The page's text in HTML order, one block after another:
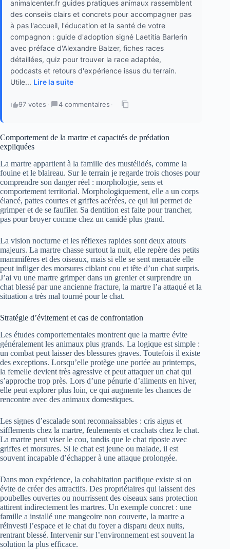
animalcenter.fr guides pratiques animaux rassemblent
des conseils clairs et concrets pour accompagner pas
à pas l'accueil, l'éducation et la santé de votre
compagnon : guide d'adoption signé Laetitia Barlerin
avec préface d'Alexandre Balzer, fiches races
détaillées, quiz pour trouver la race adaptée,
podcasts et retours d'expérience issus du terrain.
Utile... Lire la suite
97 votes · 4 commentaires ·
Comportement de la martre et capacités de prédation
expliquées
La martre appartient à la famille des mustélidés, comme la
fouine et le blaireau. Sur le terrain je regarde trois choses pour
comprendre son danger réel : morphologie, sens et
comportement territorial. Morphologiquement, elle a un corps
élancé, pattes courtes et griffes acérées, ce qui lui permet de
grimper et de se faufiler. Sa dentition est faite pour trancher,
pas pour broyer comme chez un canidé plus grand.
La vision nocturne et les réflexes rapides sont deux atouts
majeurs. La martre chasse surtout la nuit, elle repère des petits
mammifères et des oiseaux, mais si elle se sent menacée elle
peut infliger des morsures ciblant cou et tête d’un chat surpris.
J’ai vu une martre grimper dans un grenier et surprendre un
chat blessé par une ancienne fracture, la martre l’a attaqué et la
situation a très mal tourné pour le chat.
Stratégie d’évitement et cas de confrontation
Les études comportementales montrent que la martre évite
généralement les animaux plus grands. La logique est simple :
un combat peut laisser des blessures graves. Toutefois il existe
des exceptions. Lorsqu’elle protège une portée au printemps,
la femelle devient très agressive et peut attaquer un chat qui
s’approche trop près. Lors d’une pénurie d’aliments en hiver,
elle peut explorer plus loin, ce qui augmente les chances de
rencontre avec des animaux domestiques.
Les signes d’escalade sont reconnaissables : cris aigus et
sifflements chez la martre, feulements et crachats chez le chat.
La martre peut viser le cou, tandis que le chat riposte avec
griffes et morsures. Si le chat est jeune ou malade, il est
souvent incapable d’échapper à une attaque prolongée.
Dans mon expérience, la cohabitation pacifique existe si on
évite de créer des attractifs. Des propriétaires qui laissent des
poubelles ouvertes ou nourrissent des oiseaux sans protection
attirent indirectement les martres. Un exemple concret : une
famille a installé une mangeoire non couverte, la martre a
réinvesti l’espace et le chat du foyer a disparu deux nuits,
rentrant blessé. Intervenir sur l’environnement est souvent la
solution la plus efficace.